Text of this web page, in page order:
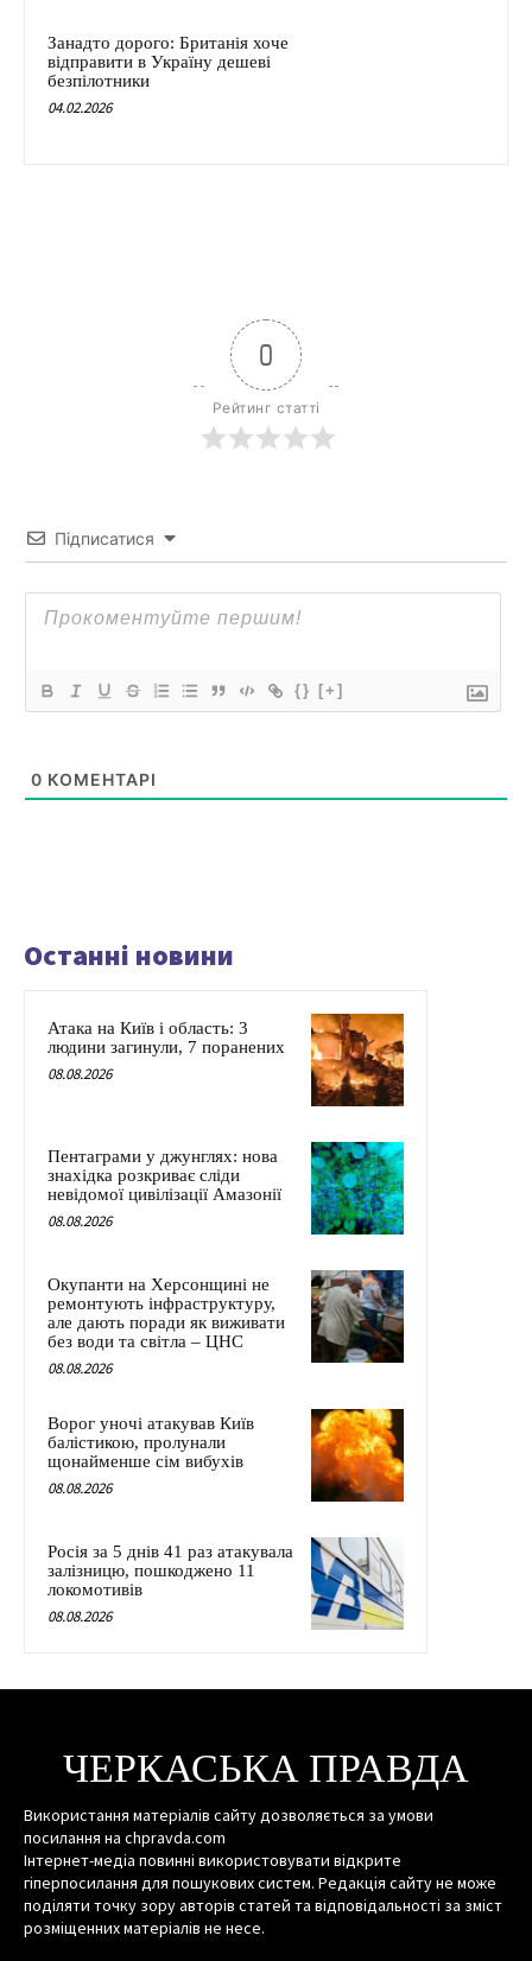
Занадто дорого: Британія хоче
відправити в Україну дешеві
безпілотники
04.02.2026
0
Рейтинг статті
Підписатися
{} [+]
0 КОМЕНТАРІ
Останні новини
Атака на Київ і область: 3
людини загинули, 7 поранених
08.08.2026
Пентаграми у джунглях: нова
знахідка розкриває сліди
невідомої цивілізації Амазонії
08.08.2026
Окупанти на Херсонщині не
ремонтують інфраструктуру,
але дають поради як виживати
без води та світла – ЦНС
08.08.2026
Ворог уночі атакував Київ
балістикою, пролунали
щонайменше сім вибухів
08.08.2026
Росія за 5 днів 41 раз атакувала
залізницю, пошкоджено 11
локомотивів
08.08.2026
ЧЕРКАСЬКА ПРАВДА
Використання матеріалів сайту дозволяється за умови
посилання на chpravda.com
Інтернет-медіа повинні використовувати відкрите
гіперпосилання для пошукових систем. Редакція сайту не може
поділяти точку зору авторів статей та відповідальності за зміст
розміщенних матеріалів не несе.